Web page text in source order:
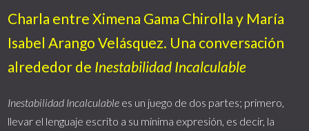
Charla entre Ximena Gama Chirolla y María
Isabel Arango Velásquez. Una conversación
alrededor de Inestabilidad Incalculable
Inestabilidad Incalculable es un juego de dos partes; primero,
llevar el lenguaje escrito a su mínima expresión, es decir, la